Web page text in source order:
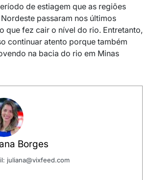
de estiagem que as regiões
passaram nos últimos
que fez cair o nível do rio. Entretanto,
continuar atento porque também
na bacia do rio em Minas
Borges
juliana@vixfeed.com